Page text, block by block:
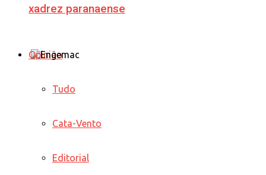
xadrez paranaense
Opinião
Tudo
Cata-Vento
Editorial